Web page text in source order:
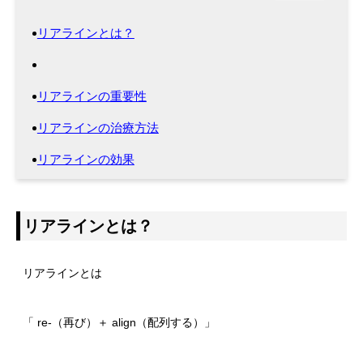
リアラインとは？
リアラインの重要性
リアラインの治療方法
リアラインの効果
リアラインとは？
リアラインとは
「 re-（再び）＋ align（配列する）」